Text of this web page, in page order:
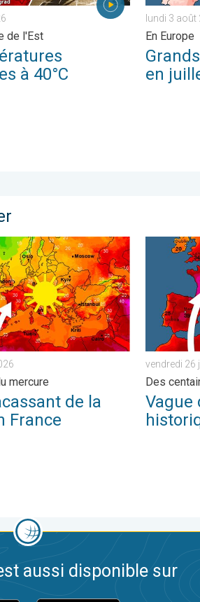
de l'Est
à 40°C
lundi 3 août
En Europe
en
. . lundi 1 juin 2026
de la chaleur en France. Nette
mercure
de la
France
Vague
vendredi 26
Des
Vague
aussi disponible sur